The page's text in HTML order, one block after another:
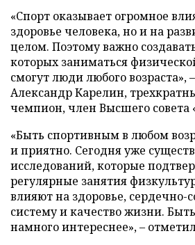
«Спорт оказывает огромное
здоровье человека, но и на
целом. Поэтому важно
которых заниматься
смогут люди любого возраста»,
Александр Карелин,
чемпион, член Высшего совета
«Быть спортивным в любом
и приятно. Сегодня уже
исследований, которые
регулярные занятия
влияют на здоровье, сердечно-
систему и качество жизни.
намного интереснее», –